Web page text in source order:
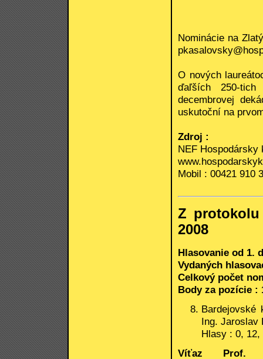
Nominácie na
O nových
ďaľších 250-
decembrovej
uskutoční na
Zdroj :
NEF Hospodársky
Mobil : 00421 910
Z
2008
Hlasovanie od 1.
Vydaných
Celkový počet
Body za pozície :
Bardejovské
Ing. Jaroslav
Hlasy : 0, 12,
Víťaz Prof.